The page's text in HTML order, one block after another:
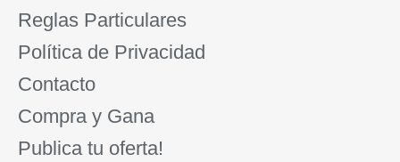
Reglas Particulares
Política de Privacidad
Contacto
Compra y Gana
Publica tu oferta!